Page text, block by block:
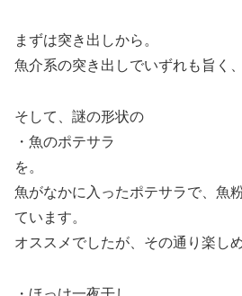
まずは突き出しから。
魚介系の突き出しでいずれも旨く
そして、謎の形状の
・魚のポテサラ
を。
魚がなかに入ったポテサラで、魚
ています。
オススメでしたが、その通り楽し